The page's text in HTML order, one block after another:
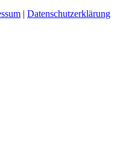
| Datenschutzerklärung